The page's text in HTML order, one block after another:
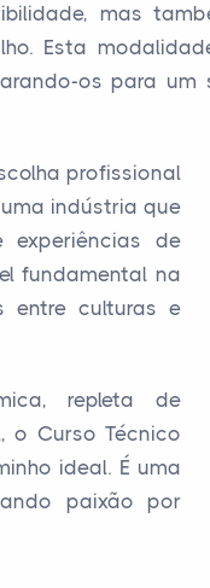
mas
Esta
os para
profissional
indústria que
de
fundamental na
entre culturas e
repleta de
o Curso Técnico
ideal. É uma
paixão por